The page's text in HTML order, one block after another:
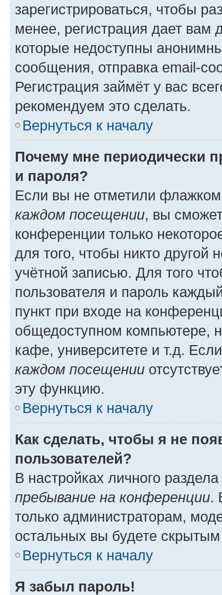
зарегистрироваться, чтобы
менее, регистрация дает вам
которые недоступны
сообщения, отправка email-
Регистрация займёт у вас
рекомендуем это сделать.
Вернуться к началу
Почему мне периодически
и пароля?
Если вы не отметили
каждом посещении, вы
конференции только
для того, чтобы никто другой
учётной записью. Для того
пользователя и пароль
пункт при входе на
общедоступном компьютере,
кафе, университете и т.д.
каждом посещении
эту функцию.
Вернуться к началу
Как сделать, чтобы я не
пользователей?
В настройках личного
пребывание на конференции.
только администраторам,
остальных вы будете
Вернуться к началу
Я забыл пароль!